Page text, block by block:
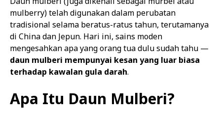
mulberry) telah digunakan dalam perubatan
tradisional selama beratus-ratus tahun, terutamanya
di China dan Jepun. Hari ini, sains moden
mengesahkan apa yang orang tua dulu sudah tahu —
daun mulberi mempunyai kesan yang luar biasa
terhadap kawalan gula darah.
Apa Itu Daun Mulberi?